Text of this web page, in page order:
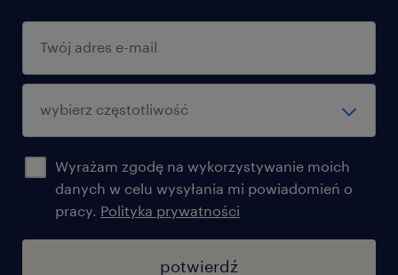
Wyrażam zgodę na wykorzystywanie moich
danych w celu wysyłania mi powiadomień o
pracy. Polityka prywatności
potwierdź